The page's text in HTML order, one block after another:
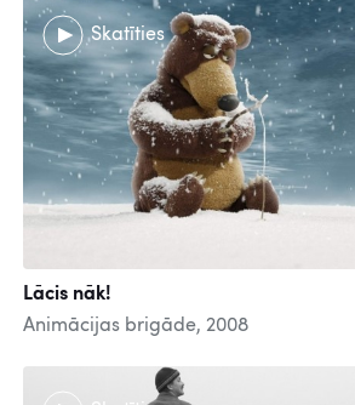
Skatīties
Lācis nāk!
Animācijas brigāde, 2008